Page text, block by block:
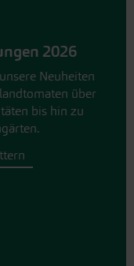
2026
Neuheiten
über
bis hin zu